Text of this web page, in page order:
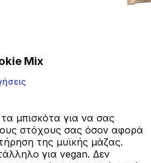
Mix
μπισκότα για να σας
στόχους σας όσον αφορά
της μυϊκής μάζας.
για vegan. Δεν